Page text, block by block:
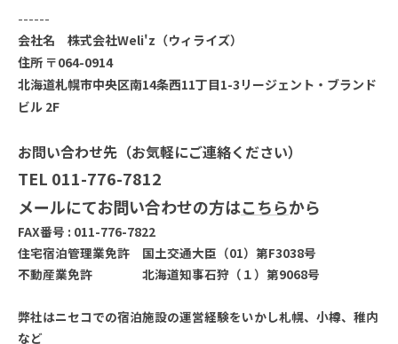
------
会社名 株式会社Weli'z（ウィライズ）
住所 〒064-0914
北海道札幌市中央区南14条西11丁目1-3リージェント・ブランド
ビル 2F
お問い合わせ先（お気軽にご連絡ください）
TEL 011-776-7812
メールにてお問い合わせの方はこちらから
FAX番号 : 011-776-7822
住宅宿泊管理業免許 国土交通大臣（01）第F3038号
不動産業免許 北海道知事石狩（１）第9068号
弊社はニセコでの宿泊施設の運営経験をいかし札幌、小樽、稚内
など